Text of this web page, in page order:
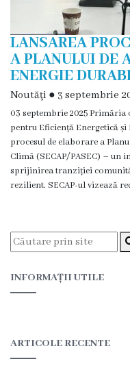
Petiții
online
Transparență
Licitații
și
achiziții
Local
LANSAREA
A PLANULUI DE
ENERGIE
Noutăţi ● 3 septembrie
03 septembrie 2025
pentru Eficiență Energetică și
procesul de elaborare a
Climă (SECAP/PASEC) – un
sprijinirea tranziției
rezilient. SECAP-ul vizează
INFORMAȚII UTILE
ARTICOLE RECENTE